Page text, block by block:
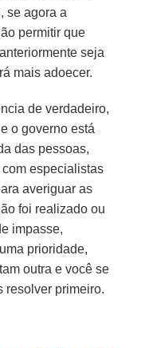
se agora a
permitir que
seja
mais adoecer.
de verdadeiro,
o governo está
das pessoas,
especialistas
averiguar as
foi realizado ou
impasse,
prioridade,
outra e você se
resolver primeiro.